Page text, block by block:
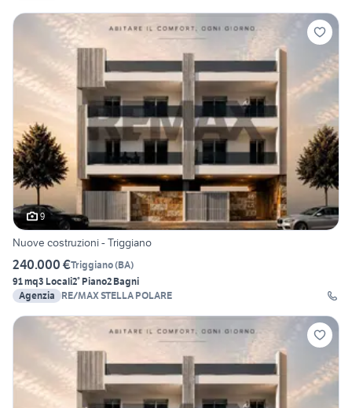
9
Nuove costruzioni - Triggiano
240.000 €Triggiano(BA)
91 mq3 Locali2° Piano2 Bagni
Agenzia
RE/MAX STELLA POLARE